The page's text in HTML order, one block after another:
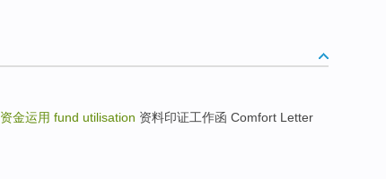
资金运用 fund utilisation 资料印证工作函 Comfort Letter